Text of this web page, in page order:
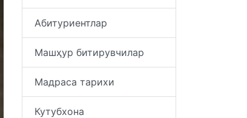
Абитуриентлар
Машҳур битирувчилар
Мадраса тарихи
Кутубхона